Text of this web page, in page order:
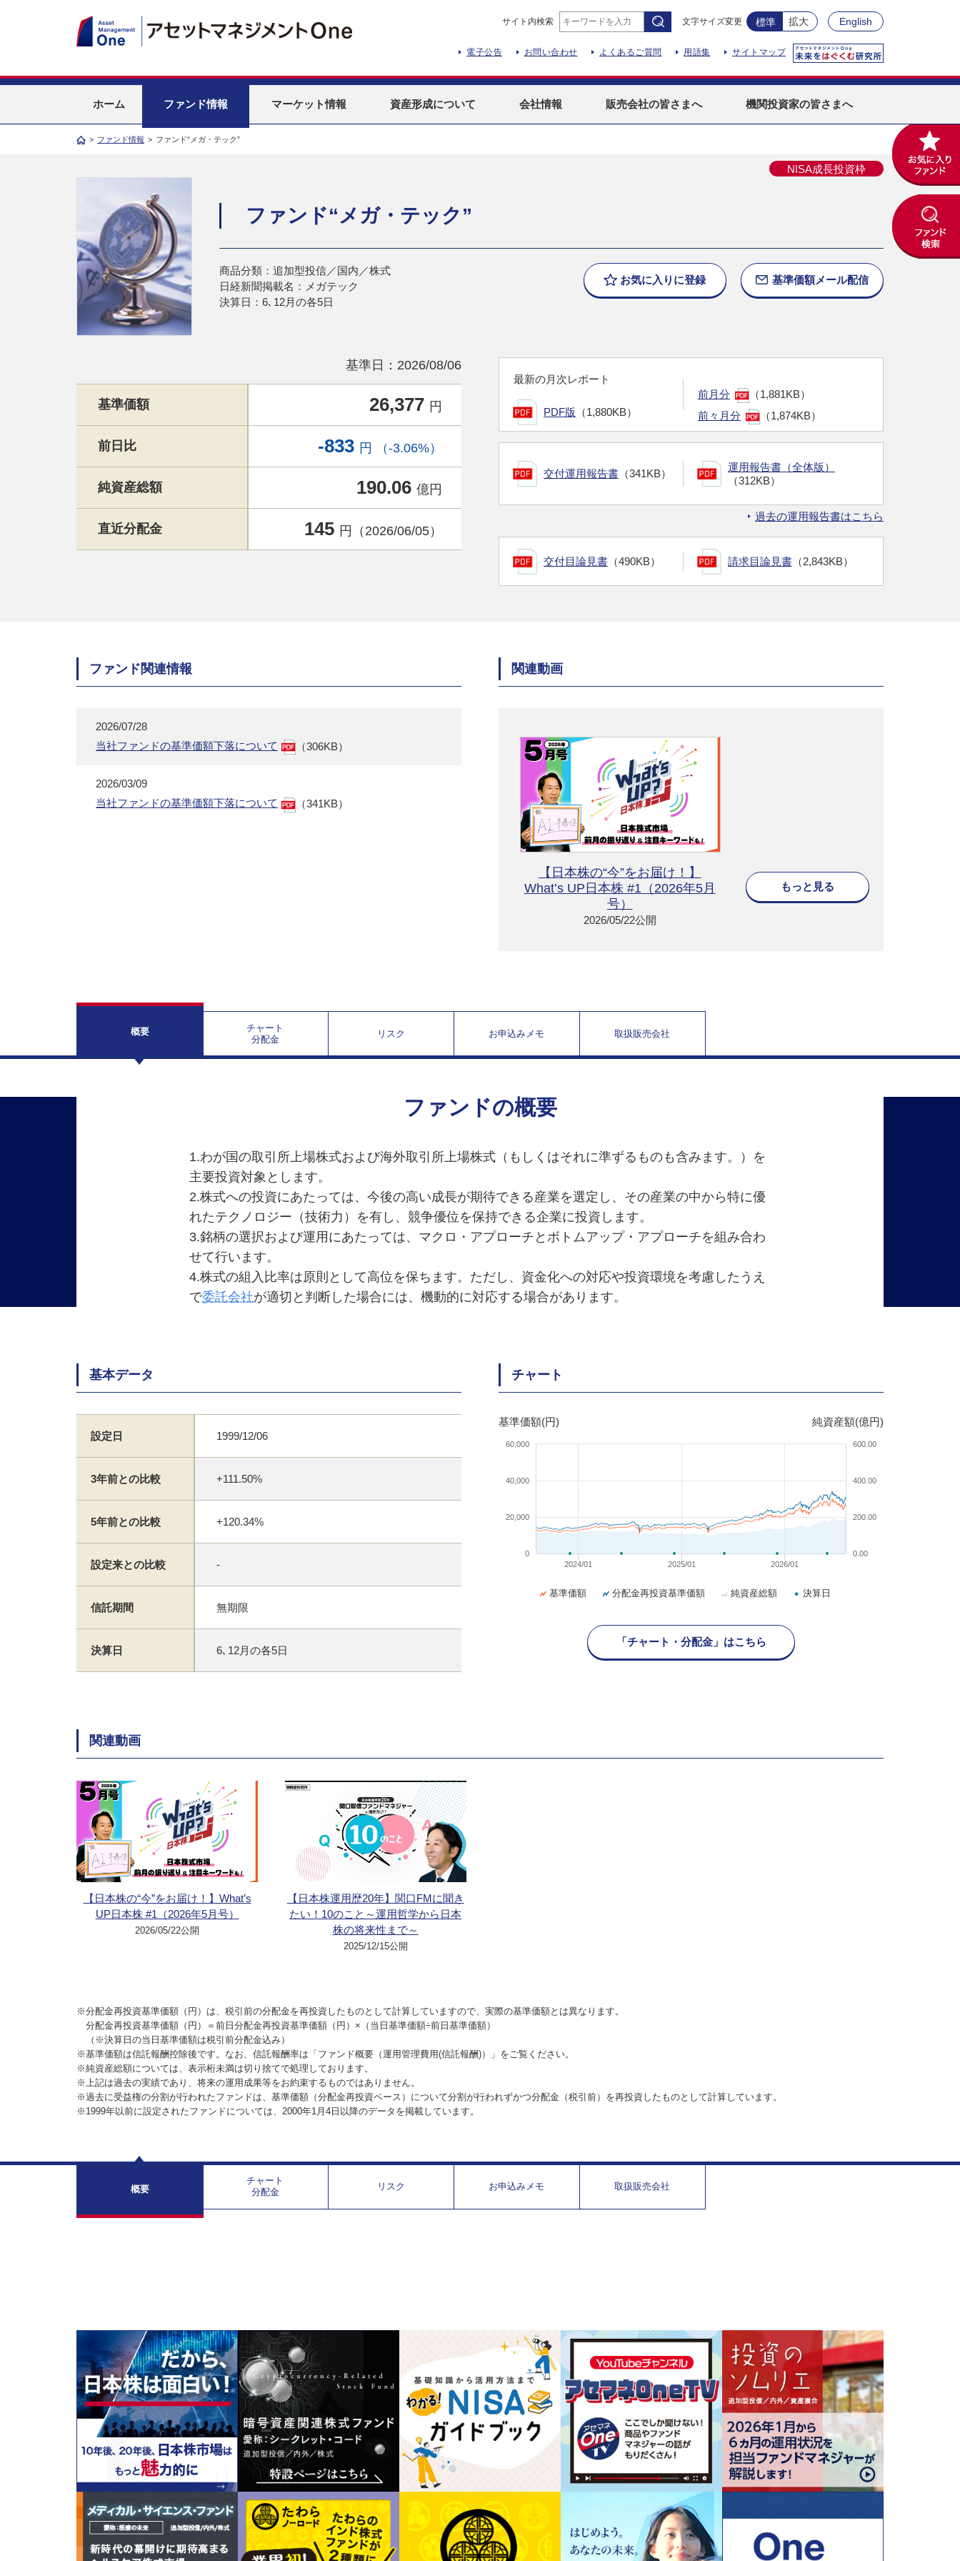
サイト内検索 文字サイズ変更 標準 拡大 English
電子公告 お問い合わせ よくあるご質問 用語集 サイトマップ
ホーム ファンド情報 マーケット情報 資産形成について 会社情報 販売会社の皆さまへ 機関投資家の皆さまへ
> ファンド情報 > ファンド“メガ・テック”
NISA成長投資枠
ファンド“メガ・テック”
商品分類：追加型投信／国内／株式
日経新聞掲載名：メガテック
決算日：6､12月の各5日
お気に入りに登録 基準価額メール配信
基準日：2026/08/06
基準価額 26,377 円
前日比 -833 円 （-3.06%）
純資産総額 190.06 億円
直近分配金 145 円（2026/06/05）
最新の月次レポート
PDF版 （1,880KB）
前月分
（1,881KB）
前々月分
（1,874KB）
交付運用報告書 （341KB）
運用報告書（全体版）
（312KB）
過去の運用報告書はこちら
交付目論見書 （490KB） 請求目論見書 （2,843KB）
関連動画
【日本株の“今”をお届け！】
What’s UP日本株 #1（2026年5月
号）
2026/05/22公開
もっと見る
ファンド関連情報
2026/07/28
当社ファンドの基準価額下落について
（306KB）
2026/03/09
当社ファンドの基準価額下落について
（341KB）
概要
チャート
分配金
リスク お申込みメモ 取扱販売会社
ファンドの概要
1.わが国の取引所上場株式および海外取引所上場株式（もしくはそれに準ずるものも含みます。）を
主要投資対象とします。
2.株式への投資にあたっては、今後の高い成長が期待できる産業を選定し、その産業の中から特に優
れたテクノロジー（技術力）を有し、競争優位を保持できる企業に投資します。
3.銘柄の選択および運用にあたっては、マクロ・アプローチとボトムアップ・アプローチを組み合わ
せて行います。
4.株式の組入比率は原則として高位を保ちます。ただし、資金化への対応や投資環境を考慮したうえ
で委託会社が適切と判断した場合には、機動的に対応する場合があります。
基本データ
設定日 1999/12/06
3年前との比較 +111.50%
5年前との比較 +120.34%
設定来との比較 -
信託期間 無期限
決算日 6､12月の各5日
チャート
基準価額(円) 純資産額(億円)
2024/01 2025/01 2026/01
0
20,000
40,000
60,000
0.00
200.00
400.00
600.00
基準価額 分配金再投資基準価額 純資産総額 決算日
「チャート・分配金」はこちら
関連動画
【日本株の“今”をお届け！】What’s
UP日本株 #1（2026年5月号）
2026/05/22公開
【日本株運用歴20年】関口FMに聞き
たい！10のこと～運用哲学から日本
株の将来性まで～
2025/12/15公開
※分配金再投資基準価額（円）は、税引前の分配金を再投資したものとして計算していますので、実際の基準価額とは異なります。
分配金再投資基準価額（円）＝前日分配金再投資基準価額（円）×（当日基準価額÷前日基準価額）
（※決算日の当日基準価額は税引前分配金込み）
※基準価額は信託報酬控除後です。なお、信託報酬率は「ファンド概要（運用管理費用(信託報酬)）」をご覧ください。
※純資産総額については、表示桁未満は切り捨てで処理しております。
※上記は過去の実績であり、将来の運用成果等をお約束するものではありません。
※過去に受益権の分割が行われたファンドは、基準価額（分配金再投資ベース）について分割が行われずかつ分配金（税引前）を再投資したものとして計算しています。
※1999年以前に設定されたファンドについては、2000年1月4日以降のデータを掲載しています。
概要
チャート
分配金
リスク お申込みメモ 取扱販売会社